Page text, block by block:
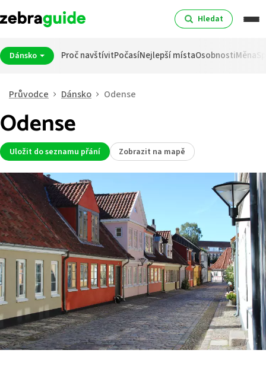
Hledat
Dánsko Proč navštívitPočasíNejlepší místaOsobnostiMěna
Průvodce Dánsko Odense
Odense
Uložit do seznamu přání Zobrazit na mapě